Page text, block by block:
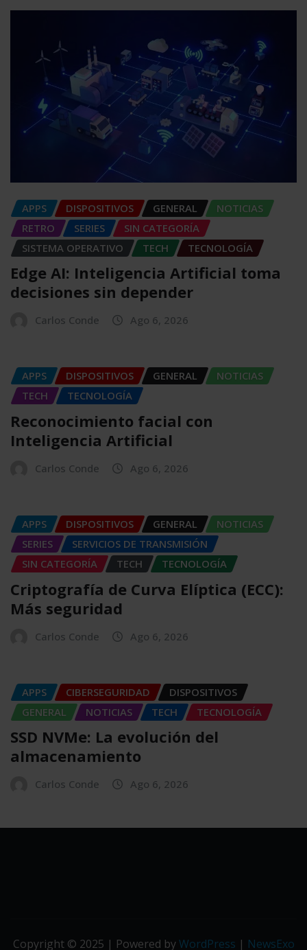
APPS DISPOSITIVOS GENERAL
NOTICIAS
RETRO
SERIES
SIN CATEGORÍA
SISTEMA OPERATIVO
TECH TECNOLOGÍA
Edge AI: Inteligencia Artificial toma
decisiones sin depender
Carlos Conde Ago 6, 2026
APPS DISPOSITIVOS GENERAL
NOTICIAS
TECH
TECNOLOGÍA
Reconocimiento facial con
Inteligencia Artificial
Carlos Conde Ago 6, 2026
APPS DISPOSITIVOS GENERAL
NOTICIAS
SERIES
SERVICIOS DE TRANSMISIÓN
SIN CATEGORÍA
TECH TECNOLOGÍA
Criptografía de Curva Elíptica (ECC):
Más seguridad
Carlos Conde Ago 6, 2026
APPS CIBERSEGURIDAD
DISPOSITIVOS
GENERAL
NOTICIAS TECH TECNOLOGÍA
SSD NVMe: La evolución del
almacenamiento
Carlos Conde Ago 6, 2026
Copyright © 2025 | Powered byWordPress | NewsExo